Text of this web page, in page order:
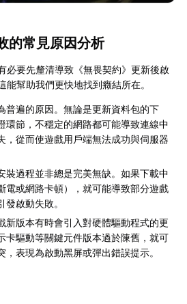
的常見原因分析
必要先釐清導致《無畏契約》更新後啟
幫助我們更快地找到癥結所在。
普遍的原因。無論是更新資料包的下
環節，不穩定的網路都可能導致連線中
，從而使遊戲用戶端無法成功與伺服器
裝過程並非總是完美無缺。如果下載中
電或網路卡頓），就可能導致部分遊戲
啟動失敗。
新版本有時會引入對硬體驅動程式的更
卡驅動等關鍵元件版本過於陳舊，就可
表現為啟動黑屏或彈出錯誤提示。